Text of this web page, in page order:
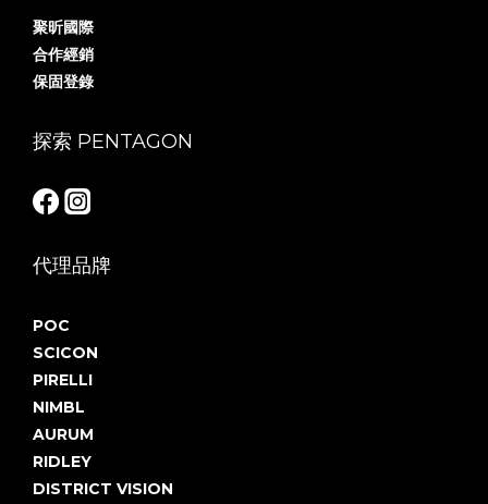
聚昕國際
合作經銷
保固登錄
探索 PENTAGON
代理品牌
POC
SCICON
PIRELLI
NIMBL
AURUM
RIDLEY
DISTRICT VISION